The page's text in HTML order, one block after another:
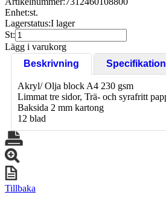
Enhet:st.
Lagerstatus:I lager
St:
Lägg i varukorg
Beskrivning
Akryl/ Olja block A4 230 gsm
Limmat tre sidor, Trä- och syrafritt
Baksida 2 mm kartong
12 blad
Tillbaka